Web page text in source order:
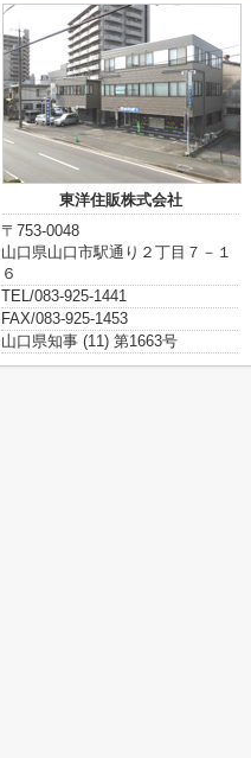
東洋住販株式会社
〒753-0048
山口県山口市駅通り２丁目７－１
６
TEL/083-925-1441
FAX/083-925-1453
山口県知事 (11) 第1663号